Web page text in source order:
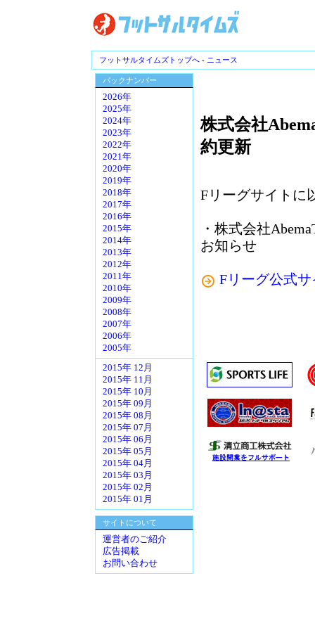
フットサルタイムズトップへ - ニュース
バックナンバー
2026年
2025年
2024年
2023年
2022年
2021年
2020年
2019年
2018年
2017年
2016年
2015年
2014年
2013年
2012年
2011年
2010年
2009年
2008年
2007年
2006年
2005年
2015年 12月
2015年 11月
2015年 10月
2015年 09月
2015年 08月
2015年 07月
2015年 06月
2015年 05月
2015年 04月
2015年 03月
2015年 02月
2015年 01月
サイトについて
運営者のご紹介
広告掲載
お問い合わせ
株式会社
約更新
Fリーグサイトに
・株式会社
お知らせ
Fリーグ公式サ